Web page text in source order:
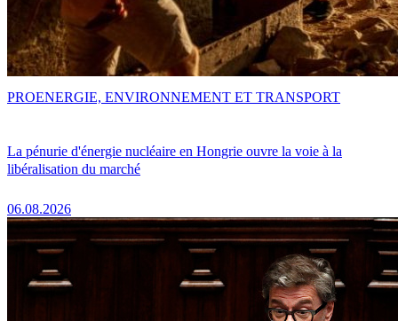
La pénurie d'énergie nucléaire en Hongrie ouvre la voie à la
libéralisation du marché
06.08.2026
PROENERGIE, ENVIRONNEMENT ET TRANSPORT